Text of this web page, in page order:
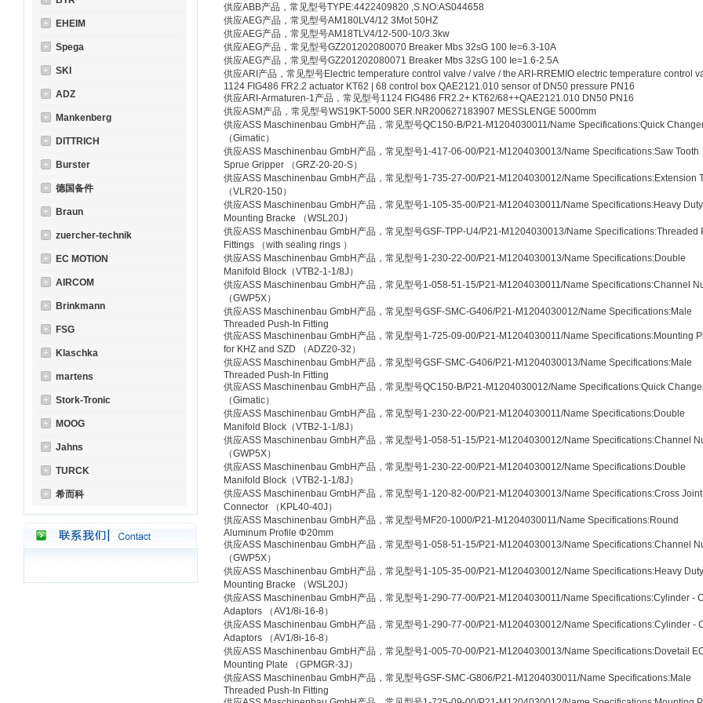
EHEIM
Spega
SKI
ADZ
Mankenberg
DITTRICH
Burster
德国备件
Braun
zuercher-technik
EC MOTION
AIRCOM
Brinkmann
FSG
Klaschka
martens
Stork-Tronic
MOOG
Jahns
TURCK
希而科
供应ABB产品，常见型号TYPE:4422409820 ,S.NO:AS044658
供应AEG产品，常见型号AM180LV4/12 3Mot 50HZ
供应AEG产品，常见型号AM18TLV4/12-500-10/3.3kw
供应AEG产品，常见型号GZ201202080070 Breaker Mbs 32sG 100 Ie=6.3-10A
供应AEG产品，常见型号GZ201202080071 Breaker Mbs 32sG 100 Ie=1.6-2.5A
供应ARI产品，常见型号Electric temperature control valve / valve / the ARI-RREMIO electric temperature control
1124 FIG486 FR2.2 actuator KT62 | 68 control box QAE2121.010 sensor of DN50 pressure PN16
供应ARI-Armaturen-1产品，常见型号1124 FIG486 FR2.2+ KT62/68++QAE2121.010 DN50 PN16
供应ASM产品，常见型号WS19KT-5000 SER.NR200627183907 MESSLENGE 5000mm
供应ASS Maschinenbau GmbH产品，常见型号QC150-B/P21-M1204030011/Name Specifications:Quick
（Gimatic）
供应ASS Maschinenbau GmbH产品，常见型号1-417-06-00/P21-M1204030013/Name Specifications:Saw Tooth
Sprue Gripper （GRZ-20-20-S）
供应ASS Maschinenbau GmbH产品，常见型号1-735-27-00/P21-M1204030012/Name Specifications:Extension
（VLR20-150）
供应ASS Maschinenbau GmbH产品，常见型号1-105-35-00/P21-M1204030011/Name Specifications:Heavy Duty
Mounting Bracke （WSL20J）
供应ASS Maschinenbau GmbH产品，常见型号GSF-TPP-U4/P21-M1204030013/Name Specifications:Threaded
Fittings （with sealing rings ）
供应ASS Maschinenbau GmbH产品，常见型号1-230-22-00/P21-M1204030013/Name Specifications:Double
Manifold Block（VTB2-1-1/8J）
供应ASS Maschinenbau GmbH产品，常见型号1-058-51-15/P21-M1204030011/Name Specifications:Channel
（GWP5X）
供应ASS Maschinenbau GmbH产品，常见型号GSF-SMC-G406/P21-M1204030012/Name Specifications:Male
Threaded Push-In Fitting
供应ASS Maschinenbau GmbH产品，常见型号1-725-09-00/P21-M1204030011/Name Specifications:Mounting
for KHZ and SZD （ADZ20-32）
供应ASS Maschinenbau GmbH产品，常见型号GSF-SMC-G406/P21-M1204030013/Name Specifications:Male
Threaded Push-In Fitting
供应ASS Maschinenbau GmbH产品，常见型号QC150-B/P21-M1204030012/Name Specifications:Quick
（Gimatic）
供应ASS Maschinenbau GmbH产品，常见型号1-230-22-00/P21-M1204030011/Name Specifications:Double
Manifold Block（VTB2-1-1/8J）
供应ASS Maschinenbau GmbH产品，常见型号1-058-51-15/P21-M1204030012/Name Specifications:Channel
（GWP5X）
供应ASS Maschinenbau GmbH产品，常见型号1-230-22-00/P21-M1204030012/Name Specifications:Double
Manifold Block（VTB2-1-1/8J）
供应ASS Maschinenbau GmbH产品，常见型号1-120-82-00/P21-M1204030013/Name Specifications:Cross Joint
Connector （KPL40-40J）
供应ASS Maschinenbau GmbH产品，常见型号MF20-1000/P21-M1204030011/Name Specifications:Round
Aluminum Profile Φ20mm
供应ASS Maschinenbau GmbH产品，常见型号1-058-51-15/P21-M1204030013/Name Specifications:Channel
（GWP5X）
供应ASS Maschinenbau GmbH产品，常见型号1-105-35-00/P21-M1204030012/Name Specifications:Heavy Duty
Mounting Bracke （WSL20J）
供应ASS Maschinenbau GmbH产品，常见型号1-290-77-00/P21-M1204030011/Name Specifications:Cylinder -
Adaptors （AV1/8i-16-8）
供应ASS Maschinenbau GmbH产品，常见型号1-290-77-00/P21-M1204030012/Name Specifications:Cylinder -
Adaptors （AV1/8i-16-8）
供应ASS Maschinenbau GmbH产品，常见型号1-005-70-00/P21-M1204030013/Name Specifications:Dovetail
Mounting Plate （GPMGR-3J）
供应ASS Maschinenbau GmbH产品，常见型号GSF-SMC-G806/P21-M1204030011/Name Specifications:Male
Threaded Push-In Fitting